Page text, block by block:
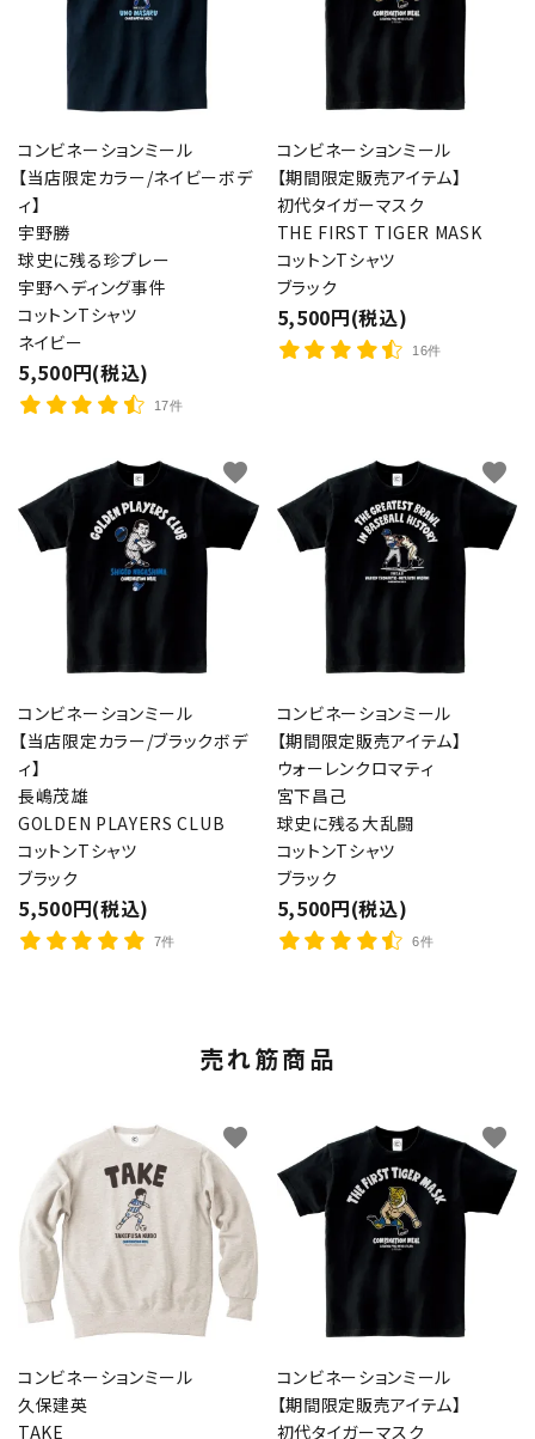
コンビネーションミール
【当店限定カラー/ネイビーボデ
ィ】
宇野勝
球史に残る珍プレー
宇野ヘディング事件
コットンTシャツ
ネイビー
5,500円(税込)
17件
コンビネーションミール
【期間限定販売アイテム】
初代タイガーマスク
THE FIRST TIGER MASK
コットンTシャツ
ブラック
5,500円(税込)
16件
コンビネーションミール
【当店限定カラー/ブラックボデ
ィ】
長嶋茂雄
GOLDEN PLAYERS CLUB
コットンTシャツ
ブラック
5,500円(税込)
7件
favorite
コンビネーションミール
【期間限定販売アイテム】
ウォーレンクロマティ
宮下昌己
球史に残る大乱闘
コットンTシャツ
ブラック
5,500円(税込)
6件
favorite
売れ筋商品
コンビネーションミール
久保建英
TAKE
favorite
コンビネーションミール
【期間限定販売アイテム】
初代タイガーマスク
favorite